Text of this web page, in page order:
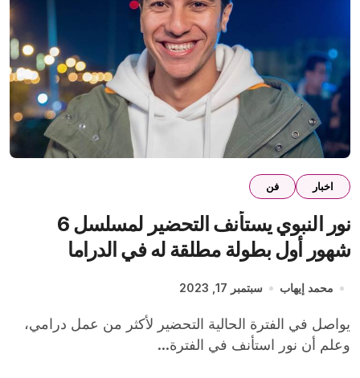
اخبار فن
نور النبوي يستأنف التحضير لمسلسل 6
شهور أول بطولة مطلقة له في الدراما
محمد إيهاب سبتمبر 17, 2023
يواصل في الفترة الحالية التحضير لأكثر من عمل درامي،
وعلم أن نور استأنف في الفترة...